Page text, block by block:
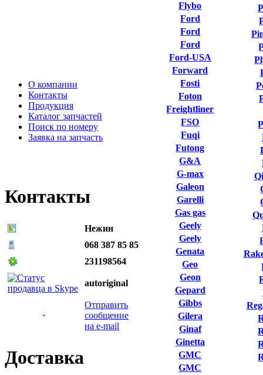
О компании
Контакты
Продукция
Каталог запчастей
Поиск по номеру
Заявка на запчасть
Контакты
Нежин
068 387 85 85
231198564
autoriginal
Отправить
сообщение
на e-mail
Доставка
Flybo
Ford
Ford
Ford
Ford-USA
Forward
Fosti
Foton
Freightliner
FSO
Fuqi
Futong
G&A
G-max
Galeon
Garelli
Gas gas
Geely
Geely
Genata
Geo
Geon
Gepard
Gibbs
Gilera
Ginaf
Ginetta
GMC
GMC